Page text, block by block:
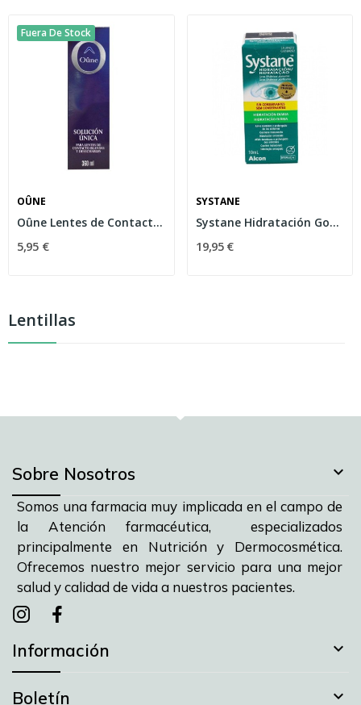
Lentillas
Fuera De Stock
OÛNE
Oûne Lentes de Contacto Blandas Solución Única...
5,95 €
SYSTANE
Systane Hidratación Gotas Oftálmicas...
19,95 €
Sobre Nosotros 
Somos una farmacia muy implicada en el campo de
la Atención farmacéutica, especializados
principalmente en Nutrición y Dermocosmética.
Ofrecemos nuestro mejor servicio para una mejor
salud y calidad de vida a nuestros pacientes.
Información 
Boletín 